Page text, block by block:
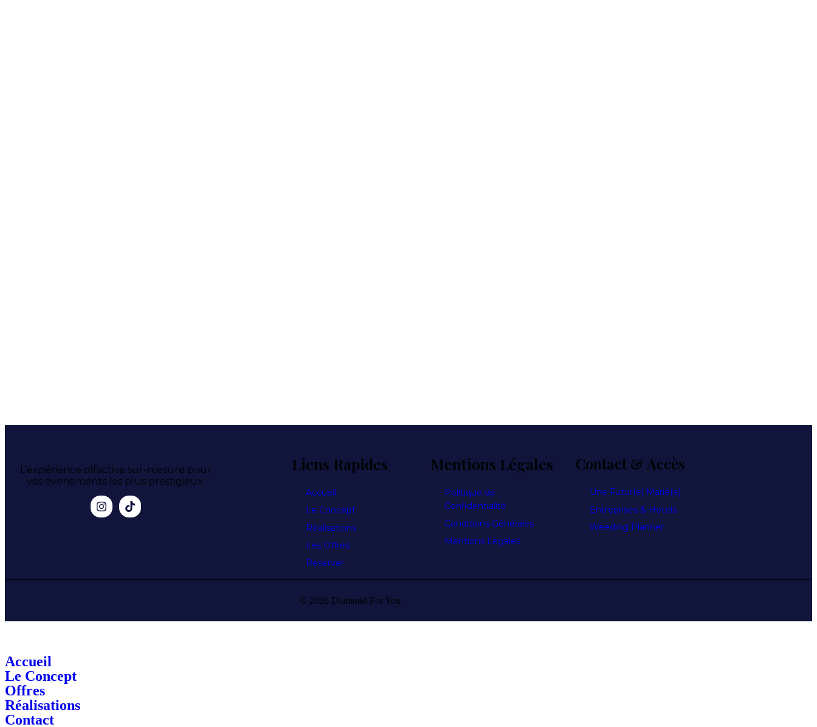
L’expérience olfactive sur-mesure pour
vos événements les plus prestigieux.
Liens Rapides
Accueil
Le Concept
Réalisations
Les Offres
Reserver
Mentions Légales
Politique de
Confidentialité
Conditions Générales
Mentions Légales
Contact & Accès
Une Futur(e) Marié(e)
Entreprises & Hotels
Weeding Planner
© 2026 Diamond For You.
Accueil
Le Concept
Offres
Réalisations
Contact